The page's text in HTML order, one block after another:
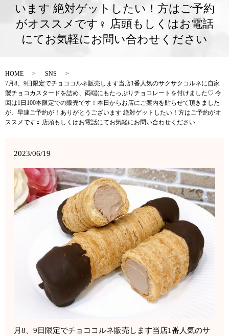
います 絶対ゲットしたい！方はご予約
がオススメです‍♀️ 店頭もしくはお電話
にてお気軽にお問い合わせください
HOME
SNS
7月8、9日限定でチョココルネ販売します当店1番人気のサクサクコルネに自家
製チョコカスタードを詰め、両端にもたっぷりチョコレートを付けました♡ 今
回は1日100本限定での販売です！本日からお店にご案内を貼らせて頂きました
が、早速ご予約が！ありがとうございます 絶対ゲットしたい！方はご予約がオ
ススメです‍♀️ 店頭もしくはお電話にてお気軽にお問い合わせください
2023/06/19
月8、9日限定でチョココルネ販売します当店1番人気のサ